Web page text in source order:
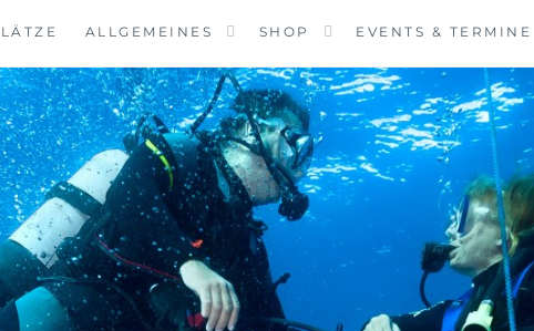
ALLGEMEINES SHOP EVENTS & TERMINE